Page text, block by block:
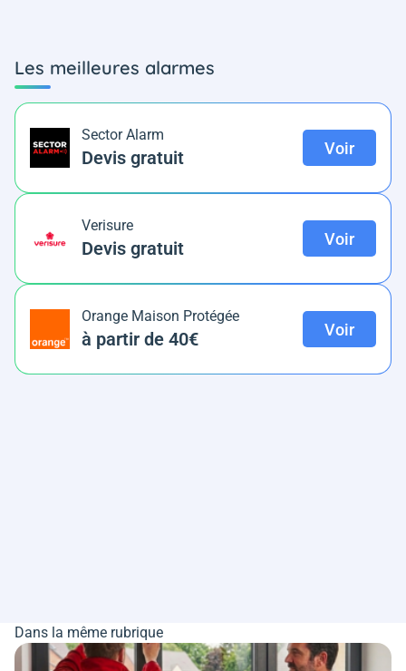
Les meilleures alarmes
Sector Alarm
Devis gratuit Voir
Verisure
Devis gratuit Voir
Orange Maison Protégée
à partir de 40€ Voir
Dans la même rubrique